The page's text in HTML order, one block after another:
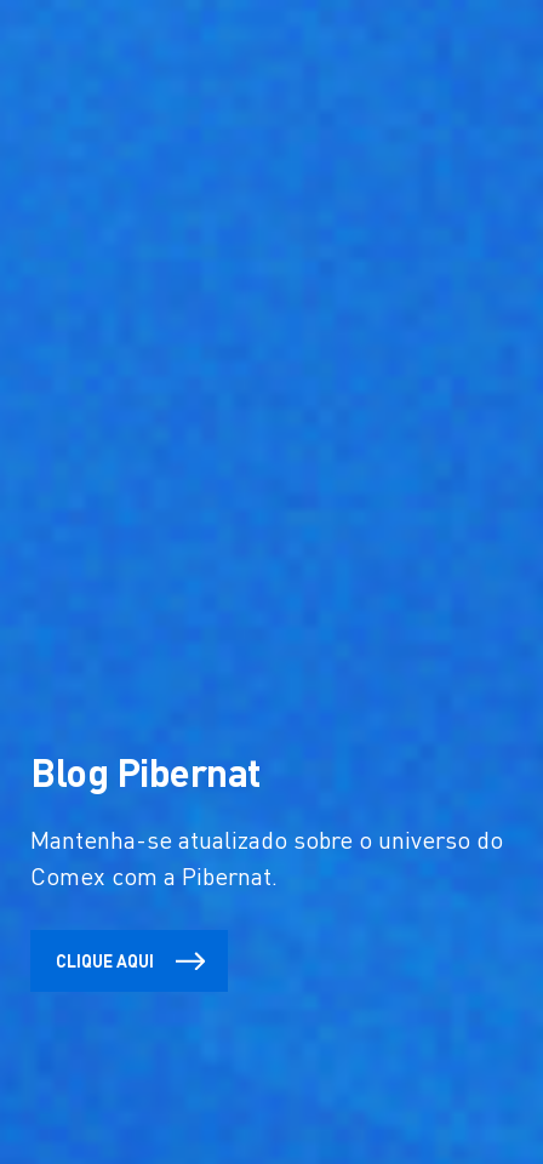
Pibernat é OEA
Saiba mais sobre os benefícios de se
trabalhar com uma empresa certificada OEA
CLIQUE AQUI